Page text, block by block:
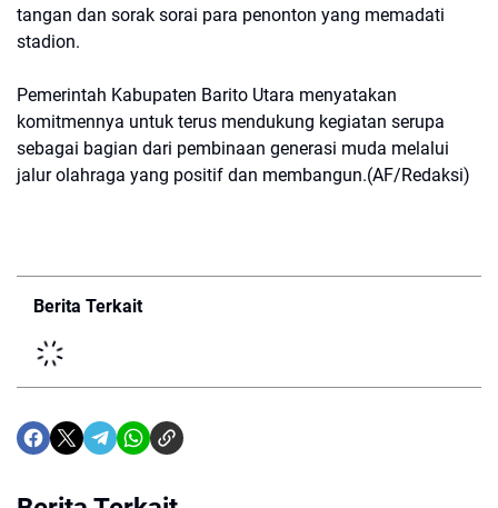
tangan dan sorak sorai para penonton yang memadati
stadion.
Pemerintah Kabupaten Barito Utara menyatakan
komitmennya untuk terus mendukung kegiatan serupa
sebagai bagian dari pembinaan generasi muda melalui
jalur olahraga yang positif dan membangun.(AF/Redaksi)
Berita Terkait